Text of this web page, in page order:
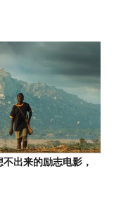
出来的励志电影，